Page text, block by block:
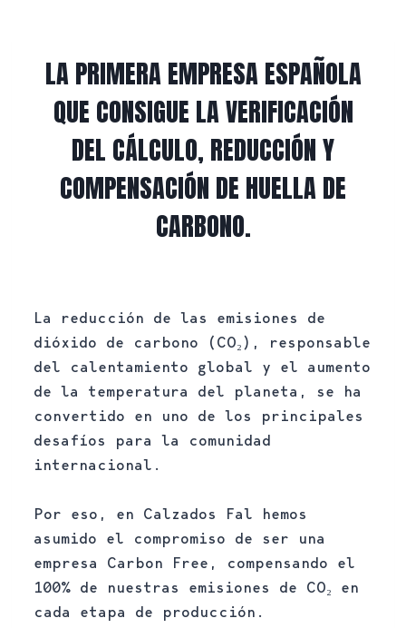
LA PRIMERA EMPRESA ESPAÑOLA
QUE CONSIGUE LA VERIFICACIÓN
DEL CÁLCULO, REDUCCIÓN Y
COMPENSACIÓN DE HUELLA DE
CARBONO.
La reducción de las emisiones de
dióxido de carbono (CO₂), responsable
del calentamiento global y el aumento
de la temperatura del planeta, se ha
convertido en uno de los principales
desafíos para la comunidad
internacional.
Por eso, en Calzados Fal hemos
asumido el compromiso de ser una
empresa Carbon Free, compensando el
100% de nuestras emisiones de CO₂ en
cada etapa de producción.